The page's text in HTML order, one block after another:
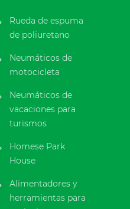
Rueda de espuma
de poliuretano
Neumáticos de
motocicleta
Neumáticos de
vacaciones para
turismos
Homese Park
House
Alimentadores y
herramientas para